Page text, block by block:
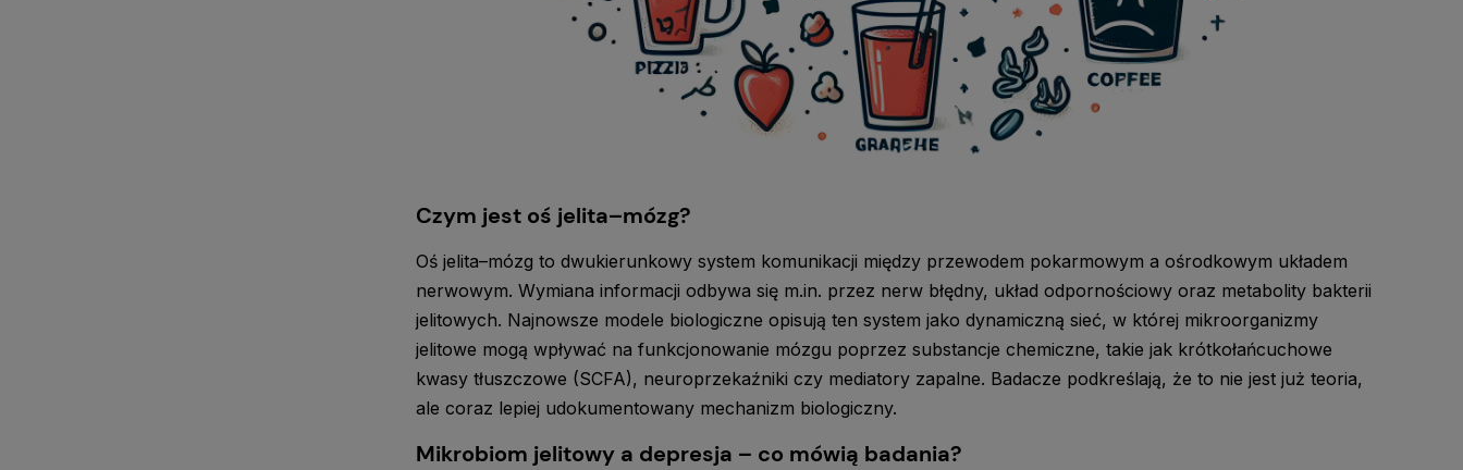
Czym jest oś jelita–mózg?
Oś jelita–mózg to dwukierunkowy system komunikacji między przewodem pokarmowym a ośrodkowym układem
nerwowym. Wymiana informacji odbywa się m.in. przez nerw błędny, układ odpornościowy oraz metabolity bakterii
jelitowych. Najnowsze modele biologiczne opisują ten system jako dynamiczną sieć, w której mikroorganizmy
jelitowe mogą wpływać na funkcjonowanie mózgu poprzez substancje chemiczne, takie jak krótkołańcuchowe
kwasy tłuszczowe (SCFA), neuroprzekaźniki czy mediatory zapalne. Badacze podkreślają, że to nie jest już teoria,
ale coraz lepiej udokumentowany mechanizm biologiczny.
Mikrobiom jelitowy a depresja – co mówią badania?